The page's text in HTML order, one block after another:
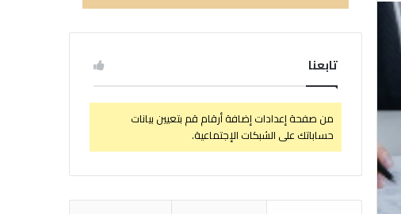
تابعنا
من صفحة إعدادات إضافة أرقام قم بتعيين بيانات
حساباتك على الشبكات الإجتماعية.